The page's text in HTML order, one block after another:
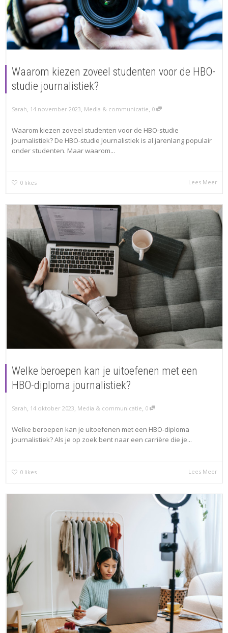
Waarom kiezen zoveel studenten voor de HBO-
studie journalistiek?
Sarah, 14 november 2023, Media & communicatie, 0
Waarom kiezen zoveel studenten voor de HBO-studie
journalistiek? De HBO-studie Journalistiek is al jarenlang populair
onder studenten. Maar waarom...
0 likes Lees Meer
Welke beroepen kan je uitoefenen met een
HBO-diploma journalistiek?
Sarah, 14 oktober 2023, Media & communicatie, 0
Welke beroepen kan je uitoefenen met een HBO-diploma
journalistiek? Als je op zoek bent naar een carrière die je...
0 likes Lees Meer